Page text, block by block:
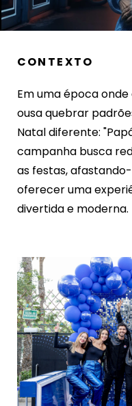
CONTEXTO
Em uma época
ousa quebrar
Natal diferente:
campanha busca
as festas,
oferecer uma
divertida e moderna.